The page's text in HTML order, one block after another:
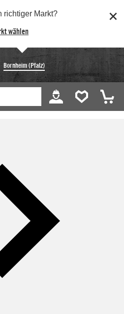
richtiger Markt?
wählen
Bornheim (Pfalz)